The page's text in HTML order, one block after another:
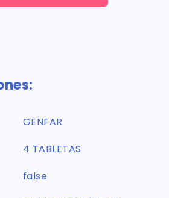
GENFAR
4 TABLETAS
false